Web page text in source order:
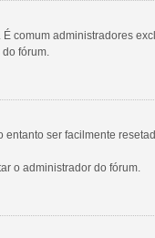
comum administradores
fórum.
ser facilmente
o administrador do fórum.